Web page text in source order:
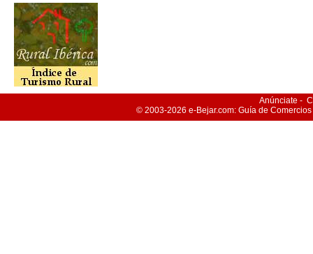
Anúnciate -
© 2003-2026 e-Bejar.com: Guía de